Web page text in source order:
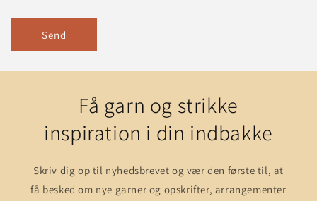
Send
Få garn og strikke
inspiration i din indbakke
Skriv dig op til nyhedsbrevet og vær den første til, at
få besked om nye garner og opskrifter, arrangementer